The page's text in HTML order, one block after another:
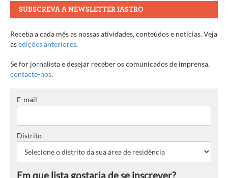
SUBSCREVA A NEWSLETTER IASTRO
Receba a cada mês as nossas atividades, conteúdos e notícias. Veja
asedições anteriores.
Se for jornalista e desejar receber os comunicados de imprensa,
contacte-nos.
E-mail
Distrito